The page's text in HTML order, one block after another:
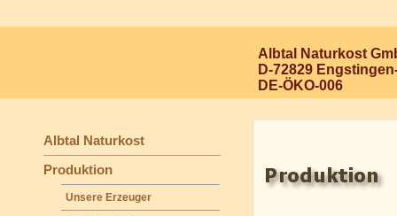
Albtal Naturkost
D-72829
DE-ÖKO-006
Albtal Naturkost
Produktion
Unsere Erzeuger